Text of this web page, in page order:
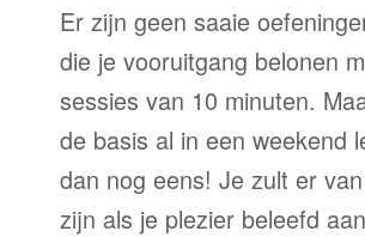
Er zijn geen saaie
die je vooruitgang belonen
sessies van 10 minuten.
de basis al in een weekend
dan nog eens! Je zult er
zijn als je plezier beleefd